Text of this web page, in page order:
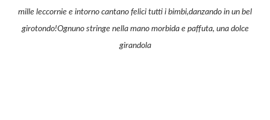
mille leccornie e intorno cantano felici tutti i bimbi,danzando in un bel
girotondo!Ognuno stringe nella mano morbida e paffuta, una dolce
girandola